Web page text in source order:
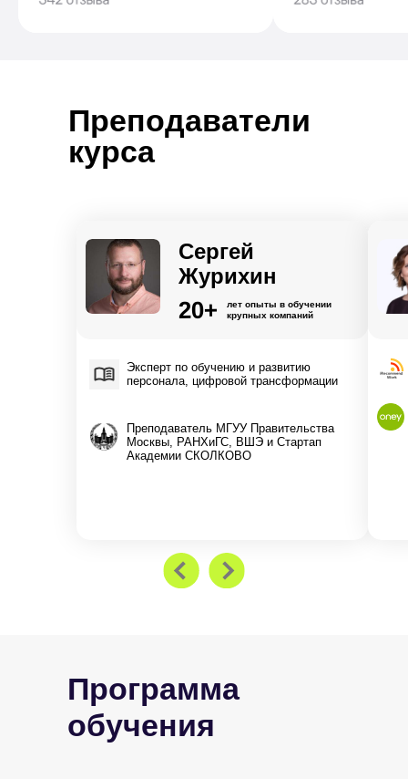
Преподаватели
курса
Сергей
Журихин
Эксперт по обучению и развитию
персонала, цифровой трансформации
Преподаватель МГУУ Правительства
Москвы, РАНХиГС, ВШЭ и Стартап
Академии СКОЛКОВО
лет опыты в обучении
крупных компаний
20+
Программа
обучения